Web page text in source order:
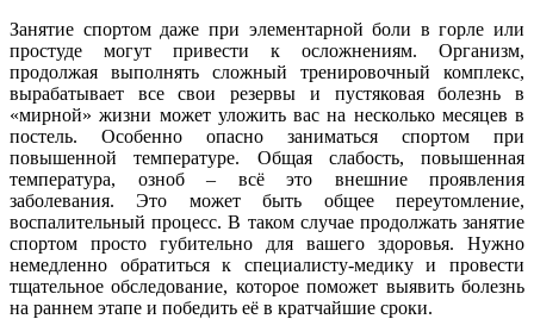
Занятие спортом даже при элементарной боли в горле или
простуде могут привести к осложнениям. Организм,
продолжая выполнять сложный тренировочный комплекс,
вырабатывает все свои резервы и пустяковая болезнь в
«мирной» жизни может уложить вас на несколько месяцев в
постель. Особенно опасно заниматься спортом при
повышенной температуре. Общая слабость, повышенная
температура, озноб – всё это внешние проявления
заболевания. Это может быть общее переутомление,
воспалительный процесс. В таком случае продолжать занятие
спортом просто губительно для вашего здоровья. Нужно
немедленно обратиться к специалисту-медику и провести
тщательное обследование, которое поможет выявить болезнь
на раннем этапе и победить её в кратчайшие сроки.